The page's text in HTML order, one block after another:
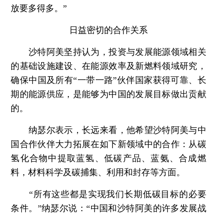
放要多得多。”
日益密切的合作关系
沙特阿美坚持认为，投资与发展能源领域相关
的基础设施建设、在能源效率及新燃料领域研究，
确保中国及所有“一带一路”伙伴国家获得可靠、长
期的能源供应，是能够为中国的发展目标做出贡献
的。
纳瑟尔表示，长远来看，他希望沙特阿美与中
国合作伙伴大力拓展在如下新领域中的合作：从碳
氢化合物中提取蓝氢、低碳产品、蓝氨、合成燃
料，材料科学及碳捕集、利用和封存等方面。
“所有这些都是实现我们长期低碳目标的必要
条件。”纳瑟尔说：“中国和沙特阿美的许多发展战